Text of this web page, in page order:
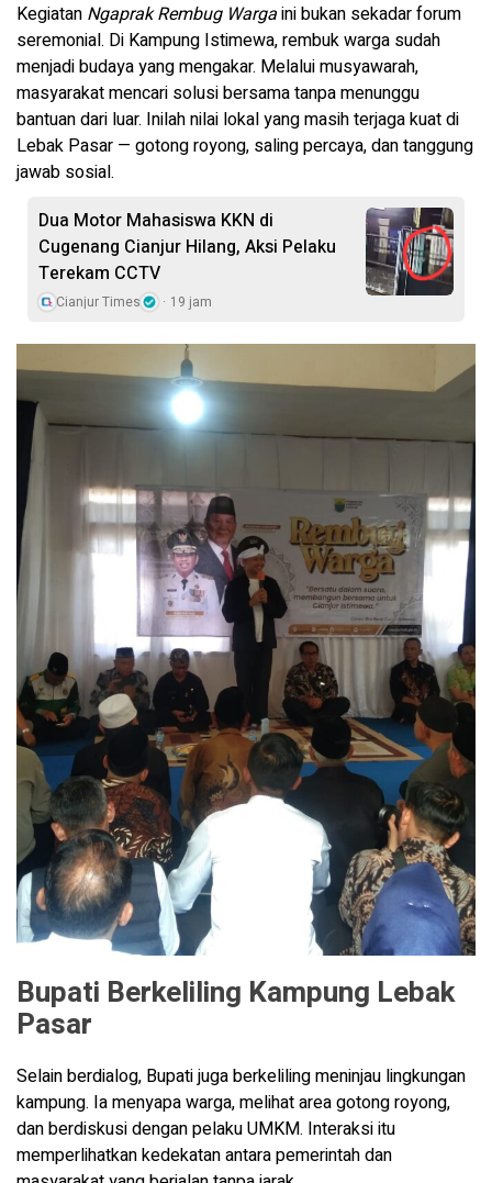
Kegiatan Ngaprak Rembug Wargaini bukan sekadar forum
seremonial. Di Kampung Istimewa, rembuk warga sudah
menjadi budaya yang mengakar. Melalui musyawarah,
masyarakat mencari solusi bersama tanpa menunggu
bantuan dari luar. Inilah nilai lokal yang masih terjaga kuat di
Lebak Pasar — gotong royong, saling percaya, dan tanggung
jawab sosial.
Dua Motor Mahasiswa KKN di
Cugenang Cianjur Hilang, Aksi Pelaku
Terekam CCTV
Cianjur Times 19 jam
Bupati Berkeliling Kampung Lebak
Pasar
Selain berdialog, Bupati juga berkeliling meninjau lingkungan
kampung. Ia menyapa warga, melihat area gotong royong,
dan berdiskusi dengan pelaku UMKM. Interaksi itu
memperlihatkan kedekatan antara pemerintah dan